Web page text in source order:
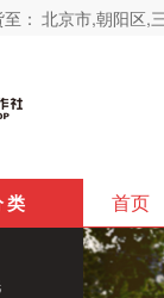
： 北京市,朝阳区,
首页